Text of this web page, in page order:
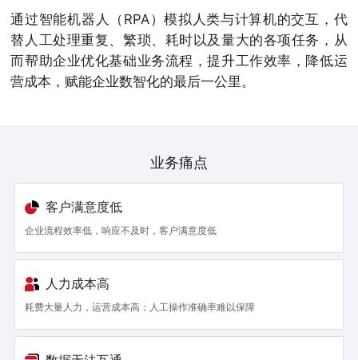
通过智能机器人（RPA）模拟人类与计算机的交互，代
替人工处理重复、繁琐、耗时以及量大的各项任务，从
而帮助企业优化基础业务流程，提升工作效率，降低运
营成本，赋能企业数智化的最后一公里。
业务痛点
客户满意度低
企业流程效率低，响应不及时，客户满意度低
人力成本高
耗费大量人力，运营成本高；人工操作准确率难以保障